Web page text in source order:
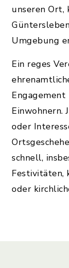
unseren Ort,
Umgebung
Ein reges
Einwohnern.
oder
schnell,
Festivitäten,
oder